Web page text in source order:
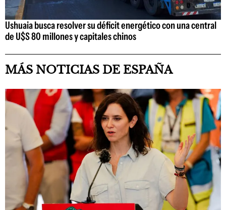
Ushuaia busca resolver su déficit energético con una central
de U$S 80 millones y capitales chinos
MÁS NOTICIAS DE ESPAÑA